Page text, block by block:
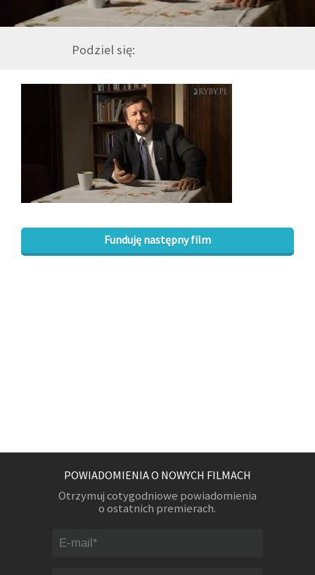
DRUŻYNA
WESPRZYJ NAS
PARTNERZY
NEWSLETTER
DLA MEDIÓW
Podziel się:
Funduję następny film
POWIADOMIENIA O NOWYCH FILMACH
Otrzymuj cotygodniowe powiadomienia
o ostatnich premierach.